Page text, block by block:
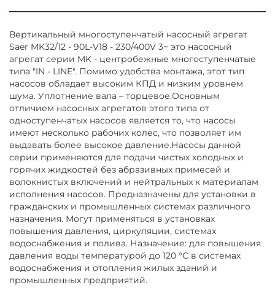
Вертикальный многоступенчатый насосный агрегат
Saer MK32/12 - 90L-V18 - 230/400V 3~ это насосный
агрегат серии MK - центробежные многоступенчатые
типа "IN - LINE". Помимо удобства монтажа, этот тип
насосов обладает высоким КПД и низким уровнем
шума. Уплотнение вала – торцевое.Основным
отличием насосных агрегатов этого типа от
одноступенчатых насосов является то, что насосы
имеют несколько рабочих колес, что позволяет им
выдавать более высокое давление.Насосы данной
серии применяются для подачи чистых холодных и
горячих жидкостей без абразивных примесей и
волокнистых включений и нейтральных к материалам
исполнения насосов. Предназначены для установки в
гражданских и промышленных системах различного
назначения. Могут применяться в установках
повышения давления, циркуляции, системах
водоснабжения и полива. Назначение: для повышения
давления воды температурой до 120 °С в системах
водоснабжения и отопления жилых зданий и
промышленных предприятий.